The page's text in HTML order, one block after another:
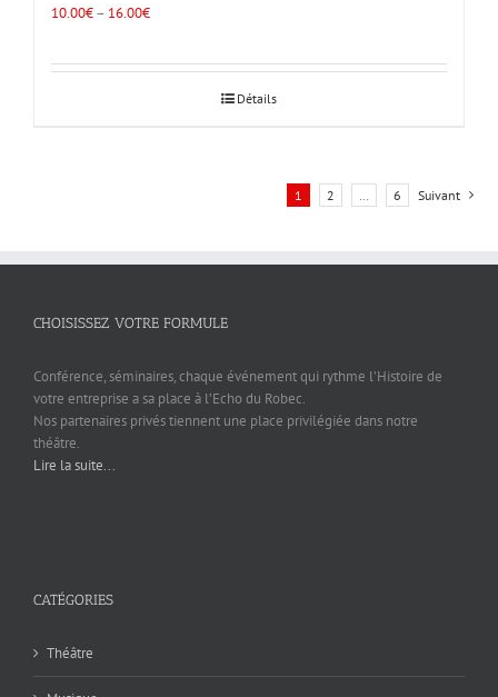
10.00€– 16.00€
Détails
1 2 6 Suivant
CHOISISSEZ VOTRE FORMULE
Conférence, séminaires, chaque événement qui rythme l’Histoire de
votre entreprise a sa place à l’Echo du Robec.
Nos partenaires privés tiennent une place privilégiée dans notre
théâtre.
Lire la suite...
CATÉGORIES
Théâtre